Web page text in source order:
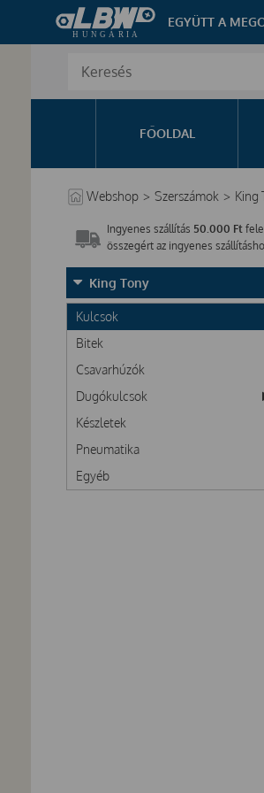
EGYÜTT A
FŐOLDAL
Webshop > Szerszámok > King
Ingyenes szállítás 50.000 Ft
összegért az ingyenes
King Tony
Kulcsok
Bitek
Csavarhúzók
Dugókulcsok
Készletek
Pneumatika
Egyéb